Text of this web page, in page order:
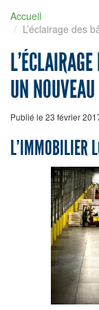
Accueil
L’éclairage des
UN
Publié le 23 février
L’IMMOBILIER